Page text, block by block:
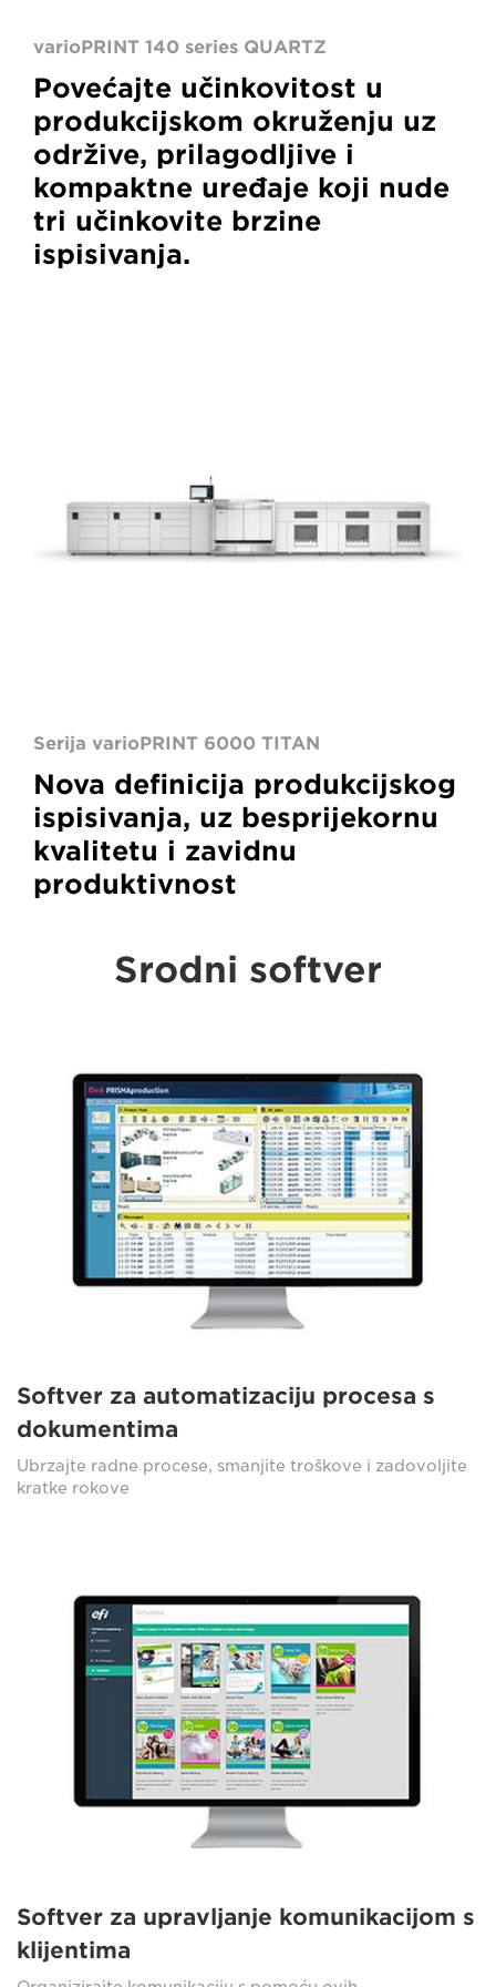
varioPRINT 140 series QUARTZ
Povećajte učinkovitost u
produkcijskom okruženju uz
održive, prilagodljive i
kompaktne uređaje koji nude
tri učinkovite brzine
ispisivanja.
Serija varioPRINT 6000 TITAN
Nova definicija produkcijskog
ispisivanja, uz besprijekornu
kvalitetu i zavidnu
produktivnost
Srodni softver
Softver za automatizaciju procesa s
dokumentima
Ubrzajte radne procese, smanjite troškove i zadovoljite
kratke rokove
Softver za upravljanje komunikacijom s
klijentima